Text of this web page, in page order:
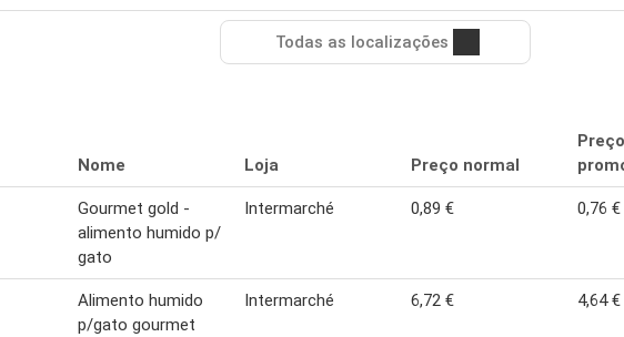
Todas as localizações
Nome Loja Preço normal
Preço
Gourmet gold -
alimento humido p/
gato
Intermarché 0,89 € 0,76 €
Alimento humido
p/gato gourmet
Intermarché 6,72 € 4,64 €